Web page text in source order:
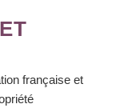
française et